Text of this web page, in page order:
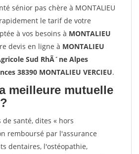
sénior pas chère à MONTALIEU
rapidement le tarif de votre
à vos besoins à MONTALIEU
devis en ligne à MONTALIEU
Sud RhÃ´ne Alpes
38390 MONTALIEU VERCIEU.
meilleure mutuelle
santé, dites « hors
remboursé par l'assurance
dentaires, l'ostéopathie,